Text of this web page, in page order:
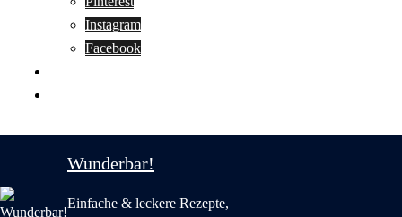
Instagram
Facebook
Wunderbar!
Einfache & leckere Rezepte,